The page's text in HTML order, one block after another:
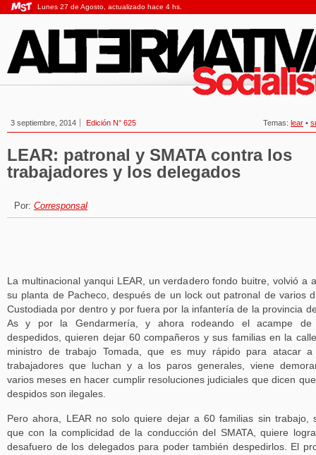
Lunes 27 de Agosto, actualizado hace 4 hs.
3 septiembre, 2014 Edición N° 625 Temas: lear •
LEAR: patronal y SMATA contra los
trabajadores y los delegados
Por: Corresponsal
La multinacional yanqui LEAR, un verdadero fondo buitre, volvió a
su planta de Pacheco, después de un lock out patronal de varios
Custodiada por dentro y por fuera por la infantería de la provincia
As y por la Gendarmería, y ahora rodeando el acampe de
despedidos, quieren dejar 60 compañeros y sus familias en la
ministro de trabajo Tomada, que es muy rápido para atacar a
trabajadores que luchan y a los paros generales, viene
varios meses en hacer cumplir resoluciones judiciales que dicen
despidos son ilegales.
Pero ahora, LEAR no solo quiere dejar a 60 familias sin trabajo,
que con la complicidad de la conducción del SMATA, quiere
desafuero de los delegados para poder también despedirlos. El